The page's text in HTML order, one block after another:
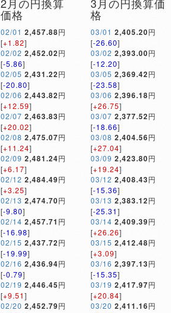
価格
02/01 2,457.88円
[+1.82]
02/02 2,452.02円
[-5.86]
02/05 2,431.22円
[-20.80]
02/06 2,443.82円
[+12.59]
02/07 2,463.83円
[+20.02]
02/08 2,475.07円
[+11.24]
02/09 2,481.24円
[+6.17]
02/12 2,484.49円
[+3.25]
02/13 2,474.70円
[-9.80]
02/14 2,457.71 円
[-16.98]
02/15 2,437.72円
[-19.99]
02/16 2,436.94円
[-0.79]
02/19 2,446.45円
[+9.51]
02/20 2,452.79円
格
03/01 2,405.20円
[-26.60]
03/02 2,393.00円
[-12.20]
03/05 2,369.42円
[-23.58]
03/06 2,396.18円
[+26.75]
03/07 2,377.52円
[-18.66]
03/08 2,404.56円
[+27.04]
03/09 2,423.80円
[+19.24]
03/12 2,408.43円
[-15.36]
03/13 2,383.12円
[-25.31]
03/14 2,409.39円
[+26.26]
03/15 2,412.48円
[+3.09]
03/16 2,397.13円
[-15.35]
03/19 2,417.97円
[+20.84]
03/20 2,411.16円